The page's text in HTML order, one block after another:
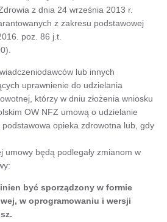
z dnia 24 września 2013 r.
z zakresu podstawowej
poz. 86 j.t.
lub innych
uprawnienie do udzielania
którzy w dniu złożenia wniosku
OW NFZ umową o udzielanie
opieka zdrowotna lub, gdy
umowy będą podlegały zmianom w
być sporządzony w formie
w oprogramowaniu i wersji